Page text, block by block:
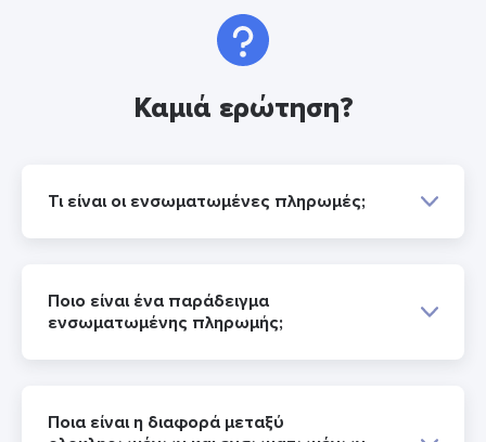
Καμιά ερώτηση?
Τι είναι οι ενσωματωμένες πληρωμές;
Ποιο είναι ένα παράδειγμα
ενσωματωμένης πληρωμής;
Ποια είναι η διαφορά μεταξύ